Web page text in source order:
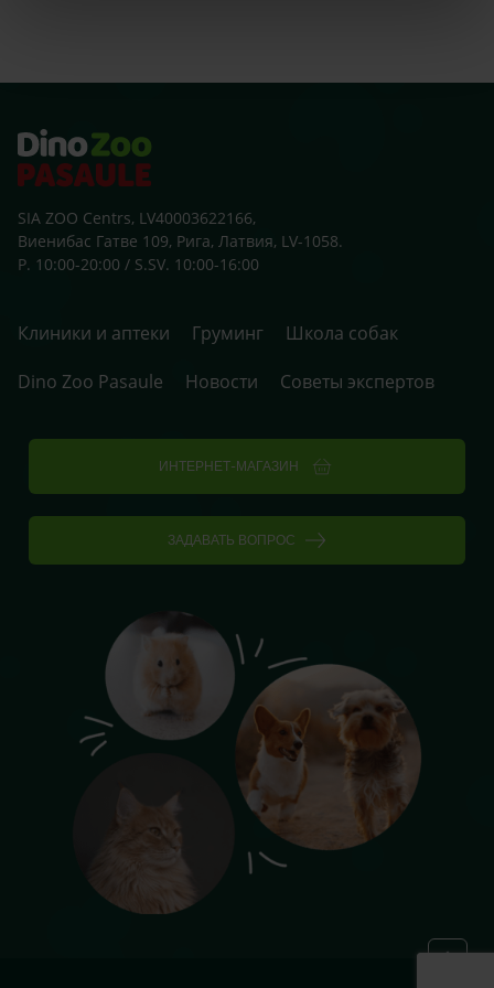
SIA ZOO Centrs, LV40003622166,
Виенибас Гатве 109, Рига, Латвия, LV-1058.
P. 10:00-20:00 / S.SV. 10:00-16:00
Клиники и аптеки Груминг
Школа собак
Dino Zoo Pasaule
Новости Советы экспертов
ИНТЕРНЕТ-МАГАЗИН
ЗАДАВАТЬ ВОПРОС